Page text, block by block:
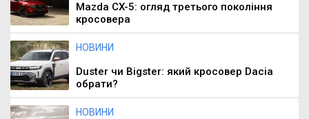
Mazda CX-5: огляд третього покоління
кросовера
НОВИНИ
Duster чи Bigster: який кросовер Dacia
обрати?
НОВИНИ